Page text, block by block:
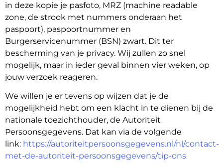
in deze kopie je pasfoto, MRZ (machine readable
zone, de strook met nummers onderaan het
paspoort), paspoortnummer en
Burgerservicenummer (BSN) zwart. Dit ter
bescherming van je privacy. Wij zullen zo snel
mogelijk, maar in ieder geval binnen vier weken, op
jouw verzoek reageren.
We willen je er tevens op wijzen dat je de
mogelijkheid hebt om een klacht in te dienen bij de
nationale toezichthouder, de Autoriteit
Persoonsgegevens. Dat kan via de volgende
link: https://autoriteitpersoonsgegevens.nl/nl/contact-
met-de-autoriteit-persoonsgegevens/tip-ons